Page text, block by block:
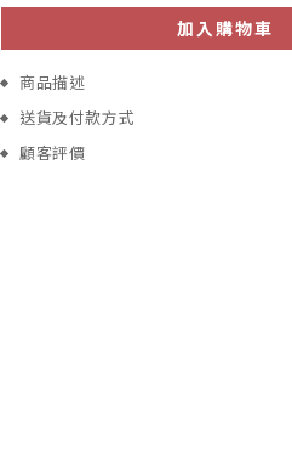
加入購物車
商品描述
送貨及付款方式
顧客評價